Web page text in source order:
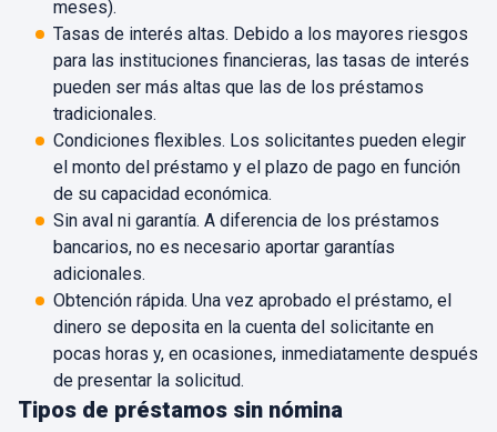
meses).
Tasas de interés altas. Debido a los mayores riesgos
para las instituciones financieras, las tasas de interés
pueden ser más altas que las de los préstamos
tradicionales.
Condiciones flexibles. Los solicitantes pueden elegir
el monto del préstamo y el plazo de pago en función
de su capacidad económica.
Sin aval ni garantía. A diferencia de los préstamos
bancarios, no es necesario aportar garantías
adicionales.
Obtención rápida. Una vez aprobado el préstamo, el
dinero se deposita en la cuenta del solicitante en
pocas horas y, en ocasiones, inmediatamente después
de presentar la solicitud.
Tipos de préstamos sin nómina